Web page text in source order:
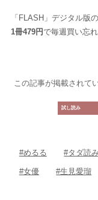
「FLASH」デジタル版
1冊479円 で毎週買い忘
この記事が掲載されて
試し読み
#めるる #タダ読
#女優 #生見愛瑠